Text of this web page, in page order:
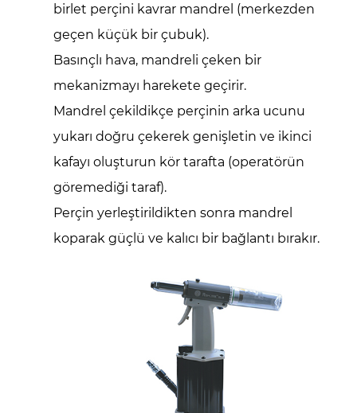
birlet perçini kavrar mandrel (merkezden
geçen küçük bir çubuk).
Basınçlı hava, mandreli çeken bir
mekanizmayı harekete geçirir.
Mandrel çekildikçe perçinin arka ucunu
yukarı doğru çekerekgenişletin ve ikinci
kafayı oluşturun kör tarafta (operatörün
göremediği taraf).
Perçin yerleştirildikten sonra mandrel
koparak güçlü ve kalıcı bir bağlantı bırakır.